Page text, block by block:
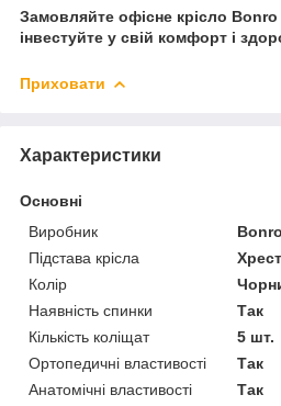
Замовляйте офісне крісло
інвестуйте у свій комфорт і
Приховати
Характеристики
Основні
Виробник
Bonro
Підстава крісла
Колір
Наявність спинки
Так
Кількість коліщат
5 шт.
Ортопедичні властивості
Так
Анатомічні властивості
Так